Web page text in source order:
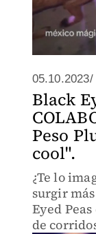
05.10.2023/
Black
Peso
cool".
¿Te lo
surgir
Eyed
de